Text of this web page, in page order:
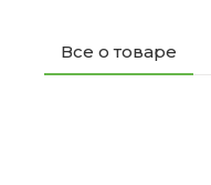
Все о товаре